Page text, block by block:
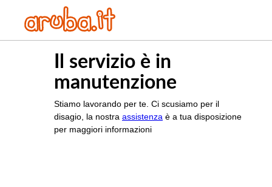
Il servizio è in
manutenzione
Stiamo lavorando per te. Ci scusiamo per il
disagio, la nostra assistenza è a tua disposizione
per maggiori informazioni